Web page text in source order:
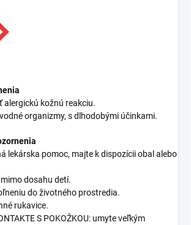
alergickú kožnú reakciu.
organizmy, s dlhodobými účinkami.
lekárska pomoc, majte k dispozícii obal alebo
dosahu detí.
do životného prostredia.
rukavice.
S POKOŽKOU: umyte veľkým